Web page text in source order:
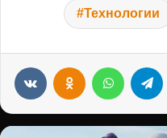
Технологии
VKontakteOdnoklassniki
WhatsApp